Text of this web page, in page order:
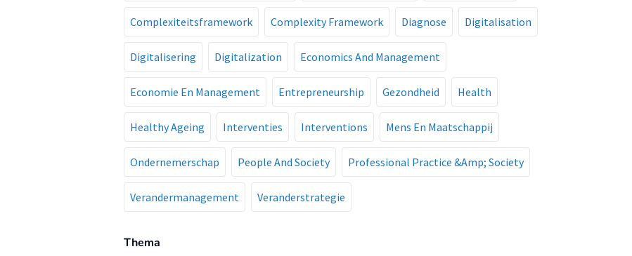
Complexiteitsframework Complexity Framework Diagnose Digitalisation
Digitalisering Digitalization Economics And Management
Economie En Management Entrepreneurship Gezondheid Health
Healthy Ageing Interventies Interventions Mens En Maatschappij
Ondernemerschap People And Society Professional Practice &Amp; Society
Verandermanagement Veranderstrategie
Thema